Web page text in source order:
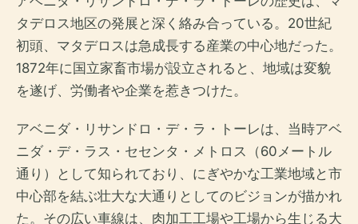
タデロス地区の発展と深く絡み合っている。20世紀
初頭、マタデロスは急成長する産業の中心地だった。
1872年に国立家畜市場が設立されると、地域は変貌
を遂げ、労働者や企業を惹きつけた。
アベニダ・リサンドロ・デ・ラ・トーレは、当時アベ
ニダ・デ・ラス・セセンタ・メトロス（60メートル
通り）として知られており、にぎやかな工業地域と市
中心部を結ぶ壮大な大通りとしてのビジョンが描かれ
た。その広い車線は、肉加工工場や工場から生じる大